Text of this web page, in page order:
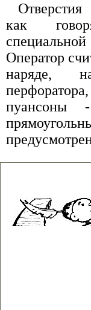
как
Оператор
наряде,
пуансоны